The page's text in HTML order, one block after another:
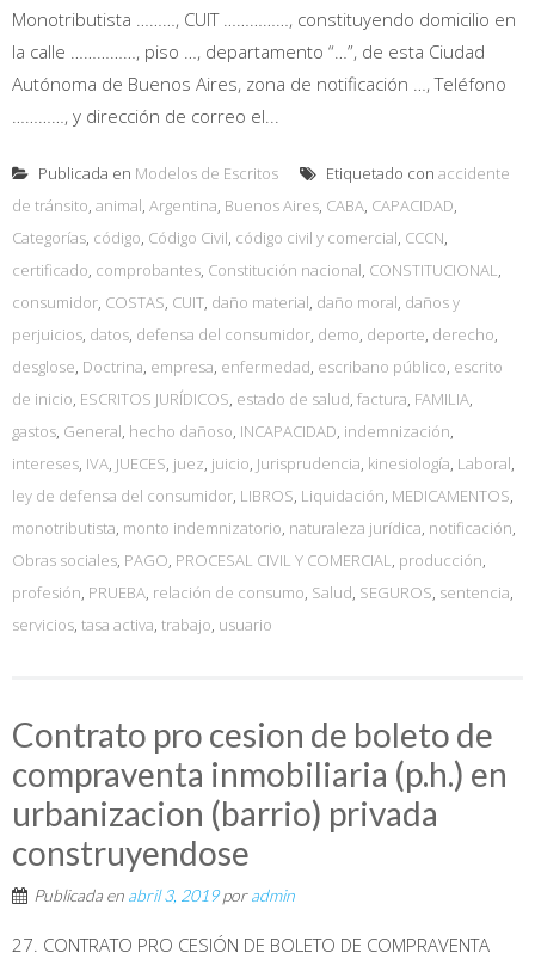
Monotributista ………, CUIT ……………, constituyendo domicilio en
la calle ……………, piso …, departamento “…”, de esta Ciudad
Autónoma de Buenos Aires, zona de notificación …, Teléfono
…………, y dirección de correo el...
Publicada en Modelos de Escritos Etiquetado con accidente
de tránsito, animal, Argentina, Buenos Aires, CABA, CAPACIDAD,
Categorías, código, Código Civil, código civil y comercial, CCCN,
certificado, comprobantes, Constitución nacional, CONSTITUCIONAL,
consumidor, COSTAS, CUIT, daño material, daño moral, daños y
perjuicios, datos, defensa del consumidor, demo, deporte, derecho,
desglose, Doctrina, empresa, enfermedad, escribano público, escrito
de inicio, ESCRITOS JURÍDICOS, estado de salud, factura, FAMILIA,
gastos, General, hecho dañoso, INCAPACIDAD, indemnización,
intereses, IVA, JUECES, juez, juicio, Jurisprudencia, kinesiología, Laboral,
ley de defensa del consumidor, LIBROS, Liquidación, MEDICAMENTOS,
monotributista, monto indemnizatorio, naturaleza jurídica, notificación,
Obras sociales, PAGO, PROCESAL CIVIL Y COMERCIAL, producción,
profesión, PRUEBA, relación de consumo, Salud, SEGUROS, sentencia,
servicios, tasa activa, trabajo, usuario
Contrato pro cesion de boleto de
compraventa inmobiliaria (p.h.) en
urbanizacion (barrio) privada
construyendose
Publicada en abril 3, 2019poradmin
27. CONTRATO PRO CESIÓN DE BOLETO DE COMPRAVENTA